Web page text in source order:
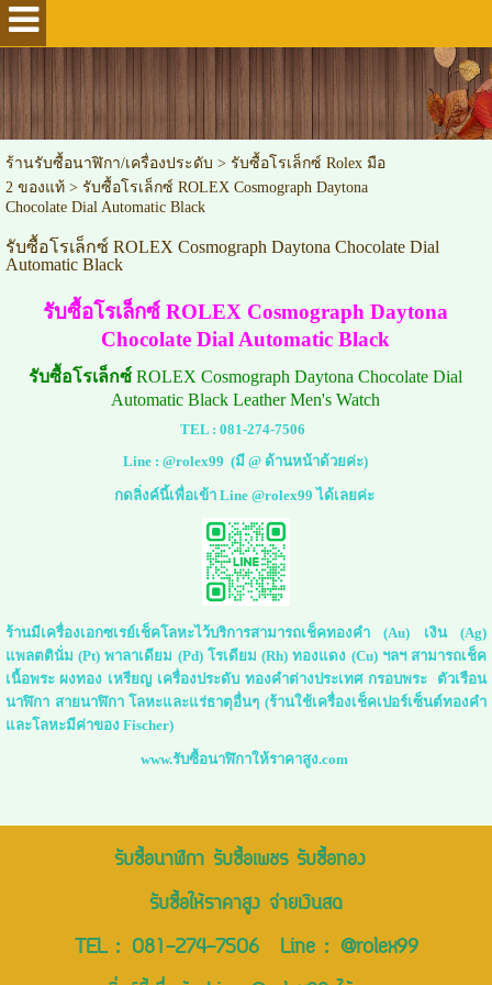
ร้านรับซื้อนาฬิกา/เครื่องประดับ > รับซื้อโรเล็กซ์ Rolex มือ
2 ของแท้> รับซื้อโรเล็กซ์ ROLEX Cosmograph Daytona
Chocolate Dial Automatic Black
รับซื้อโรเล็กซ์ ROLEX Cosmograph Daytona Chocolate Dial
Automatic Black
รับซื้อโรเล็กซ์ ROLEX Cosmograph Daytona
Chocolate Dial Automatic Black
รับซื้อโรเล็กซ์ROLEX Cosmograph Daytona Chocolate Dial
Automatic Black Leather Men's Watch
TEL : 081-274-7506
Line :@rolex99 (มี @ ด้านหน้าด้วยค่ะ)
กดลิ่งค์นี้เพื่อเข้า Line @rolex99 ได้เลยค่ะ
ร้านมีเครื่องเอกซเรย์เช็คโลหะไว้บริการสามารถเช็คทองคำ (Au) เงิน (Ag)
แพลตตินั่ม (Pt) พาลาเดียม (Pd) โรเดียม (Rh) ทองแดง (Cu) ฯลฯ สามารถเช็ค
เนื้อพระ ผงทอง เหรียญ เครื่องประดับ ทองคำต่างประเทศ กรอบพระ ตัวเรือน
นาฬิกา สายนาฬิกา โลหะและแร่ธาตุอื่นๆ (ร้านใช้เครื่องเช็คเปอร์เซ็นต์ทองคำ
และโลหะมีค่าของ Fischer)
www.รับซื้อนาฬิกาให้ราคาสูง.com
รับซื้อนาฬิกา รับซื้อเพชร รับซื้อทอง
รับซื้อให้ราคาสูง จ่ายเงินสด
TEL : 081-274-7506Line : @rolex99